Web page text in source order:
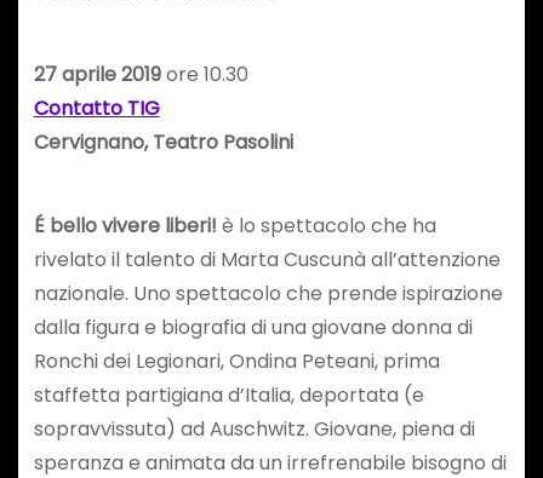
27 aprile 2019ore 10.30
Contatto TIG
Cervignano, Teatro Pasolini
É bello vivere liberi! è lo spettacolo che ha
rivelato il talento di Marta Cuscunà all’attenzione
nazionale. Uno spettacolo che prende ispirazione
dalla figura e biografia di una giovane donna di
Ronchi dei Legionari, Ondina Peteani, prima
staffetta partigiana d’Italia, deportata (e
sopravvissuta) ad Auschwitz. Giovane, piena di
speranza e animata da un irrefrenabile bisogno di